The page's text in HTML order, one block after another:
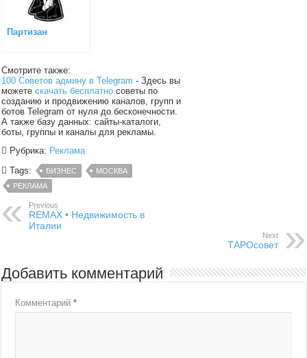
Партизан
Смотрите также:
100 Советов админу в Telegram - Здесь вы
можетескачать бесплатно советы по
созданию и продвижению каналов, групп и
ботов Telegram от нуля до бесконечности.
А также базу данных: сайты-каталоги,
боты, группы и каналы для рекламы.
Рубрика: Реклама
Tags:
БИЗНЕС
МОСКВА
РЕКЛАМА
Previous
REMAX • Недвижимость в
Италии
Next
ТАРОсовет
Добавить комментарий
Комментарий*